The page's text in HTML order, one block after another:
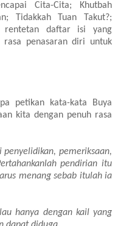
Cita-Cita; Khutbah
Tidakkah Tuan Takut?;
rentetan daftar isi yang
penasaran diri untuk
petikan kata-kata Buya
kita dengan penuh rasa
pemeriksaan,
pendirian itu
menang sebab itulah ia
hanya dengan kail yang